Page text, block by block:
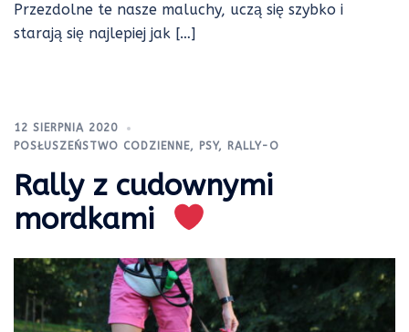
Przezdolne te nasze maluchy, uczą się szybko i
starają się najlepiej jak […]
12 SIERPNIA 2020
POSŁUSZEŃSTWO CODZIENNE, PSY, RALLY-O
Rally z cudownymi
mordkami